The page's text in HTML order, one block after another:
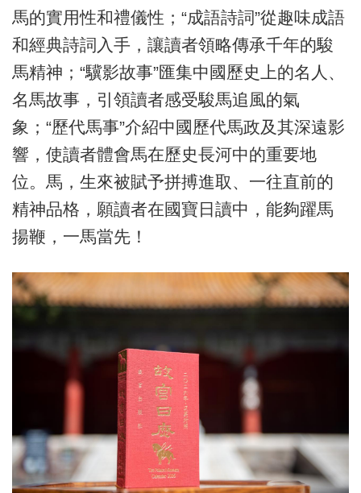
馬的實用性和禮儀性；“成語詩詞”從趣味成語
和經典詩詞入手，讓讀者領略傳承千年的駿
馬精神；“驥影故事”匯集中國歷史上的名人、
名馬故事，引領讀者感受駿馬追風的氣
象；“歷代馬事”介紹中國歷代馬政及其深遠影
響，使讀者體會馬在歷史長河中的重要地
位。馬，生來被賦予拼搏進取、一往直前的
精神品格，願讀者在國寶日讀中，能夠躍馬
揚鞭，一馬當先！